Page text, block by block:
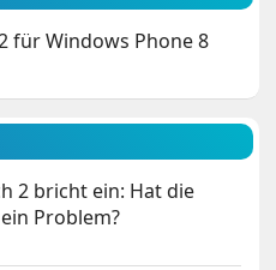
für Windows Phone 8
2 bricht ein: Hat die
Problem?